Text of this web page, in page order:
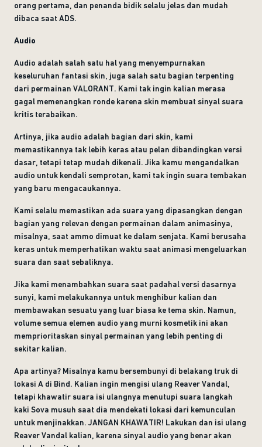
orang pertama, dan penanda bidik selalu jelas dan mudah
dibaca saat ADS.
Audio
Audio adalah salah satu hal yang menyempurnakan
keseluruhan fantasi skin, juga salah satu bagian terpenting
dari permainan VALORANT. Kami tak ingin kalian merasa
gagal memenangkan ronde karena skin membuat sinyal suara
kritis terabaikan.
Artinya, jika audio adalah bagian dari skin, kami
memastikannya tak lebih keras atau pelan dibandingkan versi
dasar, tetapi tetap mudah dikenali. Jika kamu mengandalkan
audio untuk kendali semprotan, kami tak ingin suara tembakan
yang baru mengacaukannya.
Kami selalu memastikan ada suara yang dipasangkan dengan
bagian yang relevan dengan permainan dalam animasinya,
misalnya, saat ammo dimuat ke dalam senjata. Kami berusaha
keras untuk memperhatikan waktu saat animasi mengeluarkan
suara dan saat sebaliknya.
Jika kami menambahkan suara saat padahal versi dasarnya
sunyi, kami melakukannya untuk menghibur kalian dan
membawakan sesuatu yang luar biasa ke tema skin. Namun,
volume semua elemen audio yang murni kosmetik ini akan
memprioritaskan sinyal permainan yang lebih penting di
sekitar kalian.
Apa artinya? Misalnya kamu bersembunyi di belakang truk di
lokasi A di Bind. Kalian ingin mengisi ulang Reaver Vandal,
tetapi khawatir suara isi ulangnya menutupi suara langkah
kaki Sova musuh saat dia mendekati lokasi dari kemunculan
untuk menjinakkan. JANGAN KHAWATIR! Lakukan dan isi ulang
Reaver Vandal kalian, karena sinyal audio yang benar akan